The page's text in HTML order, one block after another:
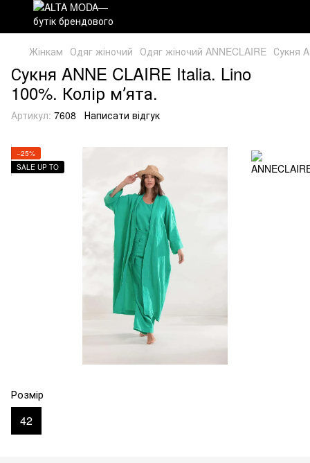
Жінкам Одяг жіночий Одяг жіночий ANNECLAIRE Сукня
Сукня ANNE CLAIRE Italia. Lino
100%. Колір мʼята.
Артикул: 7608 Написати відгук
−25%
SALE UP TO
Розмір
42